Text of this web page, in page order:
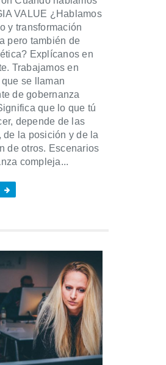
VALUE ¿Hablamos
y transformación
pero también de
Explícanos en
Trabajamos en
se llaman
de gobernanza
que lo que tú
depende de las
de la posición y de la
de otros. Escenarios
compleja...